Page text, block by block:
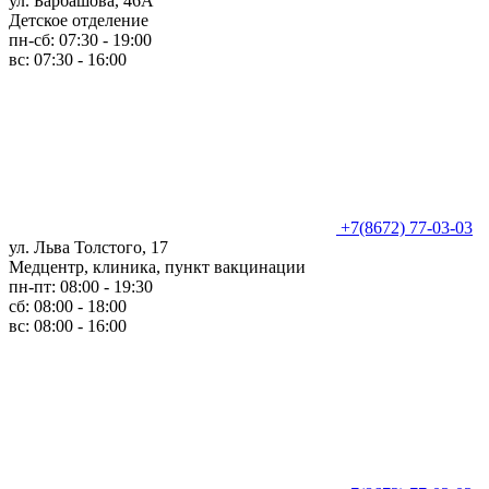
Детское отделение
пн-сб: 07:30 - 19:00
вс: 07:30 - 16:00
+7(8672) 77-03-03
ул. Льва Толстого, 17
Медцентр, клиника, пункт вакцинации
пн-пт: 08:00 - 19:30
сб: 08:00 - 18:00
вс: 08:00 - 16:00